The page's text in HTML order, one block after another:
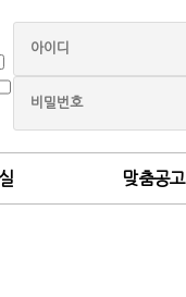
맞춤공고